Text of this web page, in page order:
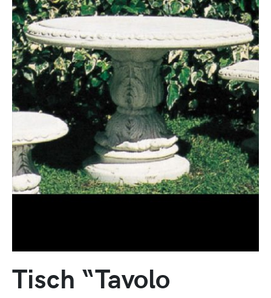
Tisch “Tavolo